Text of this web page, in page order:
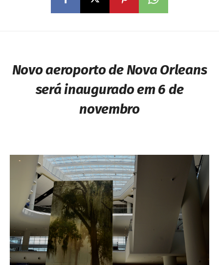
Novo aeroporto de Nova Orleans
será inaugurado em 6 de
novembro